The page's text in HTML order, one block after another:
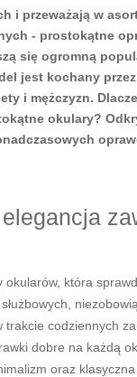
i przeważają w
- prostokątne
się ogromną
jest kochany
i mężczyzn.
okulary?
okularów, która
trakcie codziennych
dobre na każdą
oraz